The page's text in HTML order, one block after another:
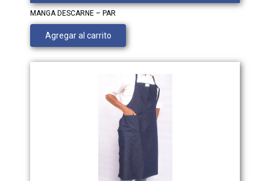
MANGA DESCARNE – PAR
Agregar al carrito